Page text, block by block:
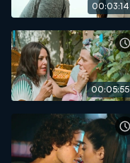
00:03:14
00:05:55